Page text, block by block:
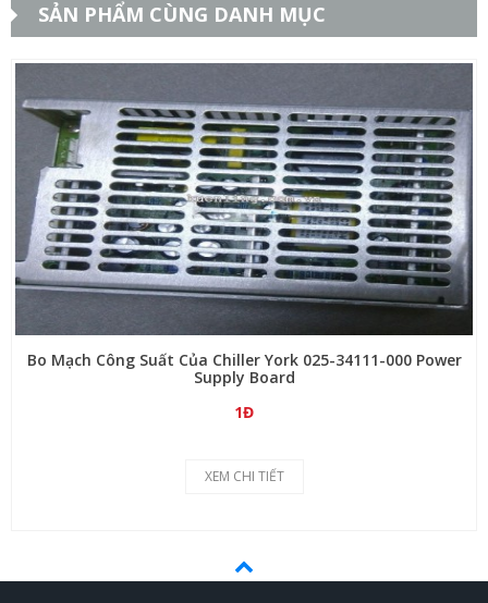
SẢN PHẨM CÙNG DANH MỤC
Bo Mạch Công Suất Của Chiller York 025-34111-000 Power
Supply Board
1Đ
XEM CHI TIẾT